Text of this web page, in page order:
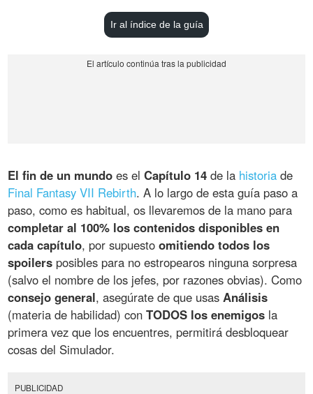
Ir al índice de la guía
El fin de un mundo es elCapítulo 14 de la historia de
Final Fantasy VII Rebirth. A lo largo de esta guía paso a
paso, como es habitual, os llevaremos de la mano para
completar al 100% los contenidos disponibles en
cada capítulo, por supuestoomitiendo todos los
spoilers posibles para no estropearos ninguna sorpresa
(salvo el nombre de los jefes, por razones obvias). Como
consejo general, asegúrate de que usasAnálisis
(materia de habilidad) conTODOS los enemigos la
primera vez que los encuentres, permitirá desbloquear
cosas del Simulador.
PUBLICIDAD